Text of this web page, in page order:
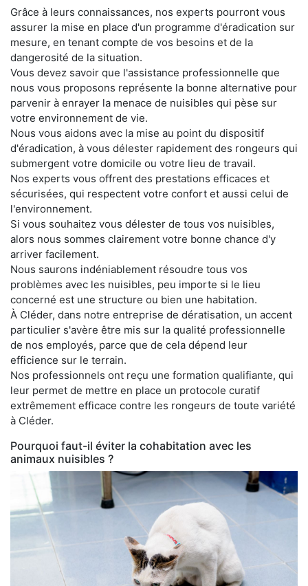
Grâce à leurs connaissances, nos experts pourront vous
assurer la mise en place d'un programme d'éradication sur
mesure, en tenant compte de vos besoins et de la
dangerosité de la situation.
Vous devez savoir que l'assistance professionnelle que
nous vous proposons représente la bonne alternative pour
parvenir à enrayer la menace de nuisibles qui pèse sur
votre environnement de vie.
Nous vous aidons avec la mise au point du dispositif
d'éradication, à vous délester rapidement des rongeurs qui
submergent votre domicile ou votre lieu de travail.
Nos experts vous offrent des prestations efficaces et
sécurisées, qui respectent votre confort et aussi celui de
l'environnement.
Si vous souhaitez vous délester de tous vos nuisibles,
alors nous sommes clairement votre bonne chance d'y
arriver facilement.
Nous saurons indéniablement résoudre tous vos
problèmes avec les nuisibles, peu importe si le lieu
concerné est une structure ou bien une habitation.
À Cléder, dans notre entreprise de dératisation, un accent
particulier s'avère être mis sur la qualité professionnelle
de nos employés, parce que de cela dépend leur
efficience sur le terrain.
Nos professionnels ont reçu une formation qualifiante, qui
leur permet de mettre en place un protocole curatif
extrêmement efficace contre les rongeurs de toute variété
à Cléder.
Pourquoi faut-il éviter la cohabitation avec les
animaux nuisibles ?